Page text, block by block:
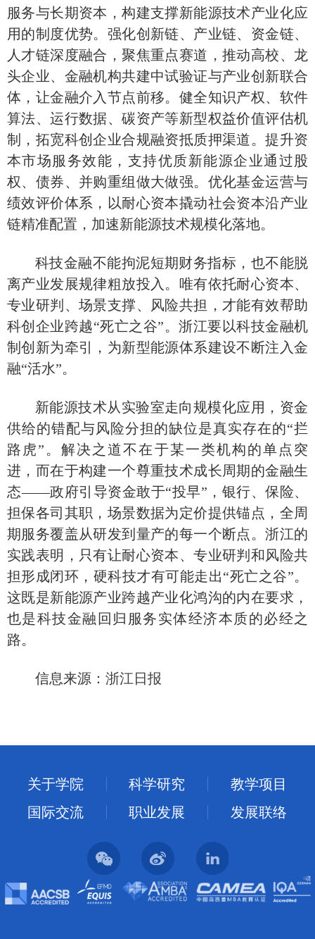
服务与长期资本，构建支撑新能源技术产业化应
用的制度优势。强化创新链、产业链、资金链、
人才链深度融合，聚焦重点赛道，推动高校、龙
头企业、金融机构共建中试验证与产业创新联合
体，让金融介入节点前移。健全知识产权、软件
算法、运行数据、碳资产等新型权益价值评估机
制，拓宽科创企业合规融资抵质押渠道。提升资
本市场服务效能，支持优质新能源企业通过股
权、债券、并购重组做大做强。优化基金运营与
绩效评价体系，以耐心资本撬动社会资本沿产业
链精准配置，加速新能源技术规模化落地。
科技金融不能拘泥短期财务指标，也不能脱
离产业发展规律粗放投入。唯有依托耐心资本、
专业研判、场景支撑、风险共担，才能有效帮助
科创企业跨越“死亡之谷”。浙江要以科技金融机
制创新为牵引，为新型能源体系建设不断注入金
融“活水”。
新能源技术从实验室走向规模化应用，资金
供给的错配与风险分担的缺位是真实存在的“拦
路虎”。解决之道不在于某一类机构的单点突
进，而在于构建一个尊重技术成长周期的金融生
态——政府引导资金敢于“投早”，银行、保险、
担保各司其职，场景数据为定价提供锚点，全周
期服务覆盖从研发到量产的每一个断点。浙江的
实践表明，只有让耐心资本、专业研判和风险共
担形成闭环，硬科技才有可能走出“死亡之谷”。
这既是新能源产业跨越产业化鸿沟的内在要求，
也是科技金融回归服务实体经济本质的必经之
路。
信息来源： 浙江日报
关于学院 科学研究
教学项目
国际交流
职业发展 发展联络